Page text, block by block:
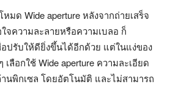
มด Wide aperture หลังจากถ่ายเสร็จ
จความละลายหรือความเบลอ ก็
อปรับให้ดียิ่งขึ้นได้อีกด้วย แต่ในแง่ของ
เลือกใช้ Wide aperture ความละเอียด
านพิกเซล โดยอัตโนมัติ และไม่สามารถ